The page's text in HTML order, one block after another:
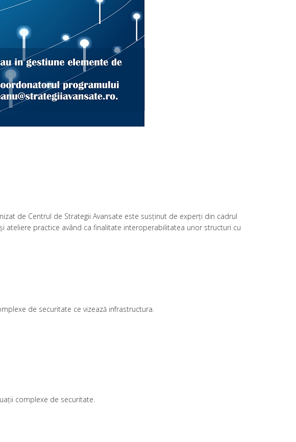
de Centrul de Strategii Avansate este susținut de experți din cadrul
practice având ca finalitate interoperabilitatea unor structuri cu
de securitate ce vizează infrastructura.
complexe de securitate.